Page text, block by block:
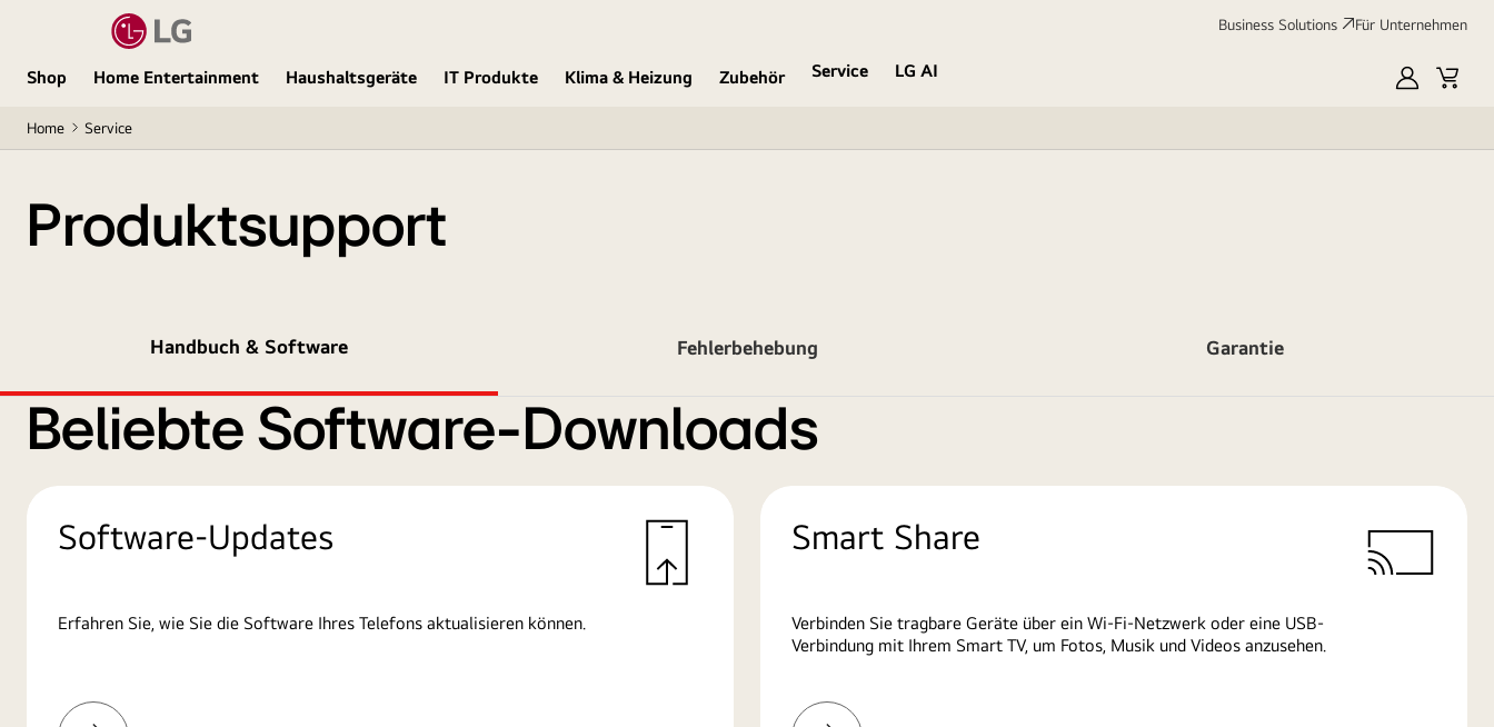
Business Solutions Für Unternehmen
Shop Home Entertainment Haushaltsgeräte IT Produkte Klima & Heizung Zubehör Service
LG AI
MyLGCart
Home Service
Produktsupport
Handbuch & Software Fehlerbehebung Garantie
Beliebte Software-Downloads
Software-Updates
Erfahren Sie, wie Sie die Software Ihres Telefons aktualisieren können.
Weitere
Smart Share
Verbinden Sie tragbare Geräte über ein Wi-Fi-Netzwerk oder eine USB-
Verbindung mit Ihrem Smart TV, um Fotos, Musik und Videos anzusehen.
Weitere